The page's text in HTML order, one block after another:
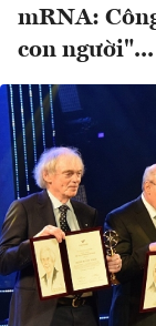
mRNA:
con người"...